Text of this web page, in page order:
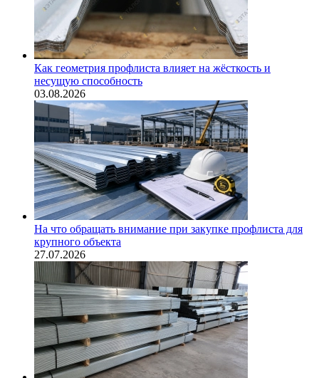
Как геометрия профлиста влияет на жёсткость и
несущую способность
03.08.2026
На что обращать внимание при закупке профлиста для
крупного объекта
27.07.2026